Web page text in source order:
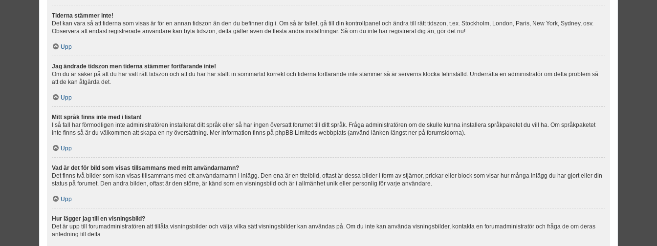
Tiderna stämmer inte!
Det kan vara så att tiderna som visas är för en annan tidszon än den du befinner dig i. Om så är fallet, gå till din kontrollpanel och ändra till rätt tidszon, t.ex. Stockholm, London, Paris, New York, Sydney, osv.
Observera att endast registrerade användare kan byta tidszon, detta gäller även de flesta andra inställningar. Så om du inte har registrerat dig än, gör det nu!
Upp
Jag ändrade tidszon men tiderna stämmer fortfarande inte!
Om du är säker på att du har valt rätt tidszon och att du har har ställt in sommartid korrekt och tiderna fortfarande inte stämmer så är serverns klocka felinställd. Underrätta en administratör om detta problem så
att de kan åtgärda det.
Upp
Mitt språk finns inte med i listan!
I så fall har förmodligen inte administratören installerat ditt språk eller så har ingen översatt forumet till ditt språk. Fråga administratören om de skulle kunna installera språkpaketet du vill ha. Om språkpaketet
inte finns så är du välkommen att skapa en ny översättning. Mer information finns på phpBB Limiteds webbplats (använd länken längst ner på forumsidorna).
Upp
Vad är det för bild som visas tillsammans med mitt användarnamn?
Det finns två bilder som kan visas tillsammans med ett användarnamn i inlägg. Den ena är en titelbild, oftast är dessa bilder i form av stjärnor, prickar eller block som visar hur många inlägg du har gjort eller din
status på forumet. Den andra bilden, oftast är den större, är känd som en visningsbild och är i allmänhet unik eller personlig för varje användare.
Upp
Hur lägger jag till en visningsbild?
Det är upp till forumadministratören att tillåta visningsbilder och välja vilka sätt visningsbilder kan användas på. Om du inte kan använda visningsbilder, kontakta en forumadministratör och fråga de om deras
anledning till detta.